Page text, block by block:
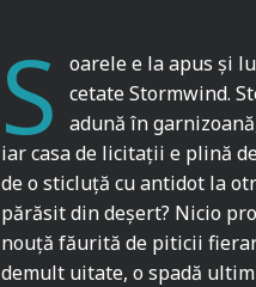
S
oarele e la apus și
cetate Stormwind.
adună în
iar casa de licitații e plină
de o sticluță cu antidot la
părăsit din deșert? Nicio
nouță făurită de piticii
demult uitate, o spadă